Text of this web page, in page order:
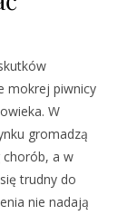
mokrej piwnicy
W
gromadzą
chorób, a w
trudny do
nie nadają